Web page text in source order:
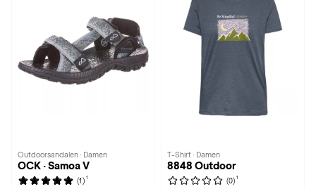
Outdoorsandalen · Damen
OCK · Samoa V
(1) 1
T-Shirt · Damen
8848 Outdoor
(0) 1